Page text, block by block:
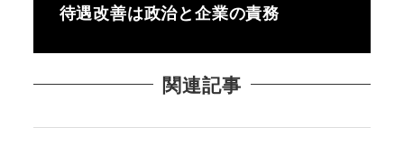
待遇改善は政治と企業の責務
関連記事